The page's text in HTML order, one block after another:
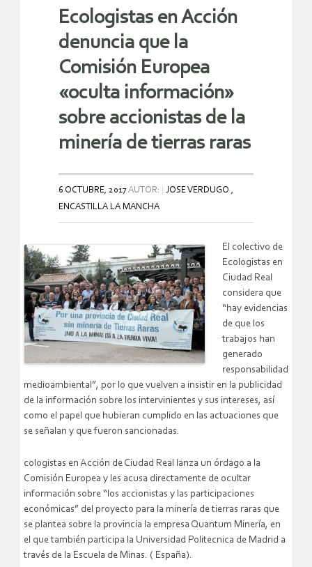
Ecologistas en Acción
denuncia que la
Comisión Europea
«oculta información»
sobre accionistas de la
minería de tierras raras
6 OCTUBRE, 2017AUTOR:
JOSE VERDUGO ,
ENCASTILLA LA MANCHA
El colectivo de
Ecologistas en
Ciudad Real
considera que
“hay evidencias
de que los
trabajos han
generado
responsabilidad
medioambiental”, por lo que vuelven a insistir en la publicidad
de la información sobre los intervinientes y sus intereses, así
como el papel que hubieran cumplido en las actuaciones que
se señalan y que fueron sancionadas.
cologistas en Acción de Ciudad Real lanza un órdago a la
Comisión Europea y les acusa directamente de ocultar
información sobre “los accionistas y las participaciones
económicas” del proyecto para la minería de tierras raras que
se plantea sobre la provincia la empresa Quantum Minería, en
el que también participa la Universidad Politecnica de Madrid a
través de la Escuela de Minas. ( España).